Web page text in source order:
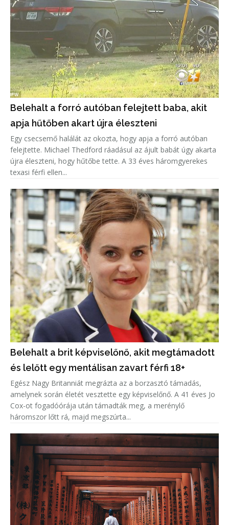
Belehalt a forró autóban felejtett baba, akit
apja hűtőben akart újra éleszteni
Egy csecsemő halálát az okozta, hogy apja a forró autóban
felejtette. Michael Thedford ráadásul az ájult babát úgy akarta
újra éleszteni, hogy hűtőbe tette. A 33 éves háromgyerekes
texasi férfi ellen...
Belehalt a brit képviselőnő, akit megtámadott
és lelőtt egy mentálisan zavart férfi 18+
Egész Nagy Britanniát megrázta az a borzasztó támadás,
amelynek során életét vesztette egy képviselőnő. A 41 éves Jo
Cox-ot fogadóórája után támadták meg, a merénylő
háromszor lőtt rá, majd megszúrta...